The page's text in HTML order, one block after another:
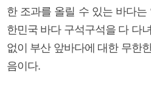
한 조과를 올릴 수 있는 바다
한민국 바다 구석구석을 다 다
없이 부산 앞바다에 대한 무한
음이다.